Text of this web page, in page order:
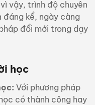
vậy, trình độ chuyên
đáng kể, ngày càng
đổi mới trong dạy
học
Với phương pháp
có thành công hay